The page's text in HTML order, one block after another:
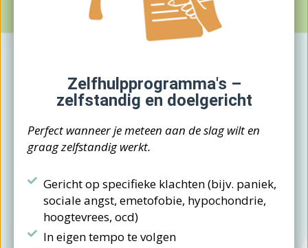
Zelfhulpprogramma's –
zelfstandig en doelgericht
Perfect wanneer je meteen aan de slag wilt en
graag zelfstandig werkt.
Gericht op specifieke klachten (bijv. paniek,
sociale angst, emetofobie, hypochondrie,
hoogtevrees, ocd)
In eigen tempo te volgen